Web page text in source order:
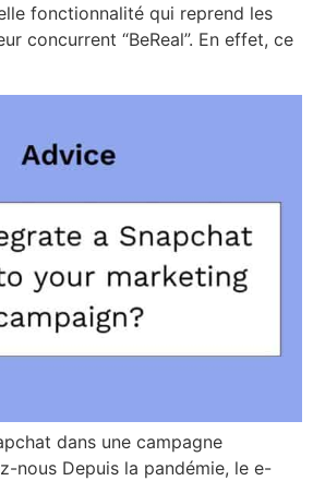
fonctionnalité qui reprend les
concurrent “BeReal”. En effet, ce
dans une campagne
nous Depuis la pandémie, le e-